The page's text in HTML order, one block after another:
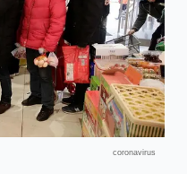
coronavirus